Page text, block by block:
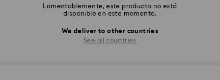
Lamentablemente, este producto no está
disponible en este momento.
We deliver to other countries
See all countries